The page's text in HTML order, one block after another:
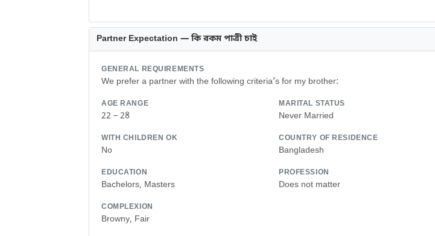
Partner Expectation — কি রকম পাত্রী চাই
GENERAL REQUIREMENTS
We prefer a partner with the following criteria’s for my brother:
AGE RANGE
22 – 28
MARITAL STATUS
Never Married
WITH CHILDREN OK
No
COUNTRY OF RESIDENCE
Bangladesh
EDUCATION
Bachelors, Masters
PROFESSION
Does not matter
COMPLEXION
Browny, Fair